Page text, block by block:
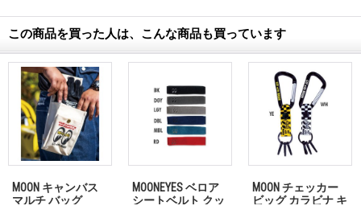
この商品を買った人は、こんな商品も買っています
MOON キャンバス
マルチ バッグ
MOONEYES ベロア
シートベルト クッ
MOON チェッカー
ビッグ カラビナ キ